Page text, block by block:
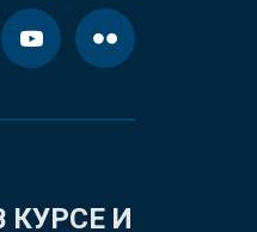
КУРСЕ И